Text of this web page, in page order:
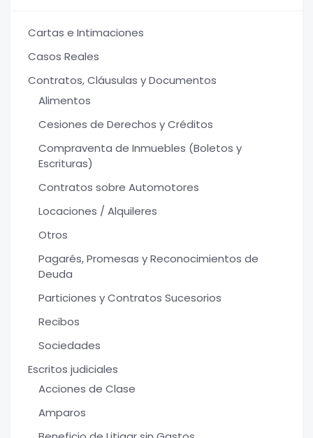
Cartas e Intimaciones
Casos Reales
Contratos, Cláusulas y Documentos
Alimentos
Cesiones de Derechos y Créditos
Compraventa de Inmuebles (Boletos y
Escrituras)
Contratos sobre Automotores
Locaciones / Alquileres
Otros
Pagarés, Promesas y Reconocimientos de
Deuda
Particiones y Contratos Sucesorios
Recibos
Sociedades
Escritos judiciales
Acciones de Clase
Amparos